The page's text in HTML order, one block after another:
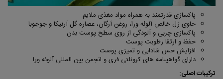
پاکسازی قدرتمند به همراه مواد مغذی ملایم
حاوی ژل خالص آلوئه ورا، روغن آرگان، عصاره گل آرنیکا و جوجوبا
پاکسازی چربی و آلودگی از روی سطح پوست بدن
حفظ و ارتقا رطوبت پوست
افزایش حس شادابی و تمیزی پوست
دارای گواهینامه های کروئلتی فری و انجمن بین المللی آلوئه ورا
ترکیبات اصلی: